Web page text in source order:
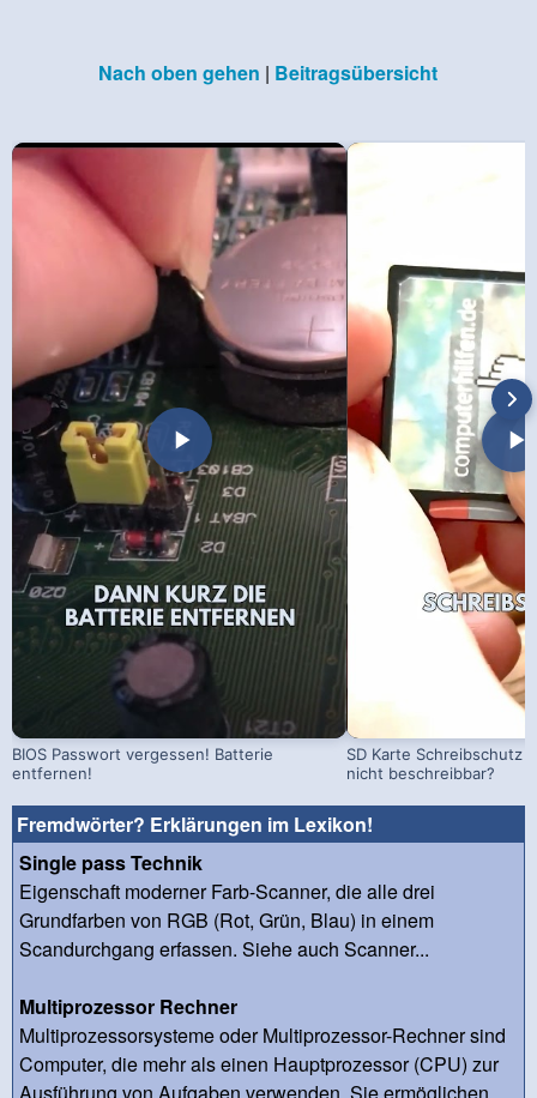
Nach oben gehen | Beitragsübersicht
BIOS Passwort vergessen! Batterie
entfernen!
SD Karte Schreibschutz
nicht beschreibbar?
Fremdwörter? Erklärungen im Lexikon!
Single pass Technik
Eigenschaft moderner Farb-Scanner, die alle drei
Grundfarben von RGB (Rot, Grün, Blau) in einem
Scandurchgang erfassen. Siehe auch Scanner...
Multiprozessor Rechner
Multiprozessorsysteme oder Multiprozessor-Rechner sind
Computer, die mehr als einen Hauptprozessor (CPU) zur
Ausführung von Aufgaben verwenden. Sie ermöglichen ...